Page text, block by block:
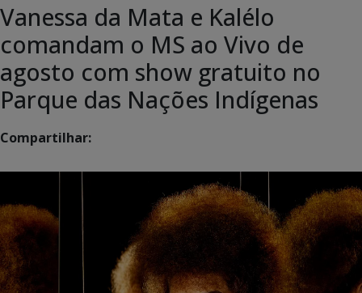
Vanessa da Mata e Kalélo
comandam o MS ao Vivo de
agosto com show gratuito no
Parque das Nações Indígenas
Compartilhar: